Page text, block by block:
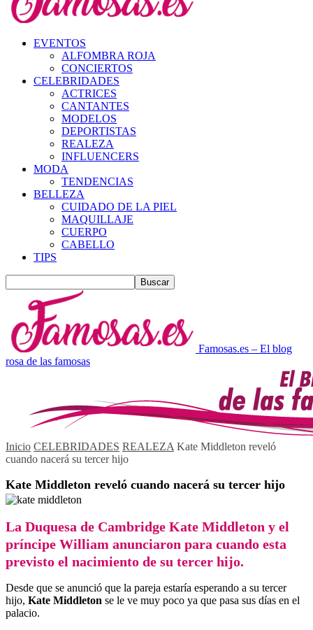
EVENTOS
ALFOMBRA ROJA
CONCIERTOS
CELEBRIDADES
ACTRICES
CANTANTES
MODELOS
DEPORTISTAS
REALEZA
INFLUENCERS
MODA
TENDENCIAS
BELLEZA
CUIDADO DE LA PIEL
MAQUILLAJE
CUERPO
CABELLO
TIPS
Famosas.es – El blog
rosa de las famosas
Inicio CELEBRIDADES REALEZA Kate Middleton reveló
cuando nacerá su tercer hijo
Kate Middleton reveló cuando nacerá su tercer hijo
La Duquesa de Cambridge Kate Middleton y el
príncipe William anunciaron para cuando esta
previsto el nacimiento de su tercer hijo.
Desde que se anunció que la pareja estaría esperando a su tercer
hijo, Kate Middleton se le ve muy poco ya que pasa sus días en el
palacio.